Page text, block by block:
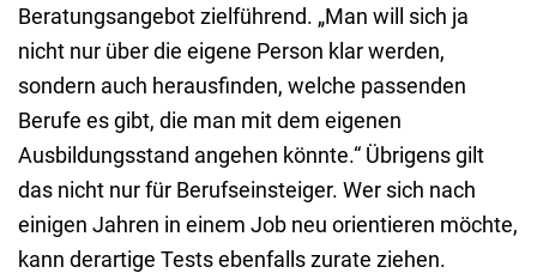
Beratungsangebot zielführend. „Man will sich ja
nicht nur über die eigene Person klar werden,
sondern auch herausfinden, welche passenden
Berufe es gibt, die man mit dem eigenen
Ausbildungsstand angehen könnte.“ Übrigens gilt
das nicht nur für Berufseinsteiger. Wer sich nach
einigen Jahren in einem Job neu orientieren möchte,
kann derartige Tests ebenfalls zurate ziehen.